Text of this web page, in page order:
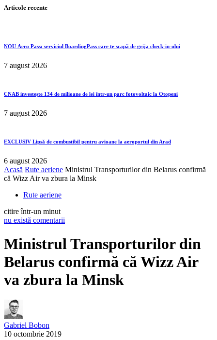
Articole recente
NOU Aero Pass: serviciul BoardingPass care te scapă de grija check-in-ului
7 august 2026
CNAB investește 134 de milioane de lei într-un parc fotovoltaic la Otopeni
7 august 2026
EXCLUSIV Lipsă de combustibil pentru avioane la aeroportul din Arad
6 august 2026
Acasă Rute aeriene Ministrul Transporturilor din Belarus confirmă
că Wizz Air va zbura la Minsk
Rute aeriene
citire într-un minut
nu există comentarii
Ministrul Transporturilor din
Belarus confirmă că Wizz Air
va zbura la Minsk
Gabriel Bobon
10 octombrie 2019